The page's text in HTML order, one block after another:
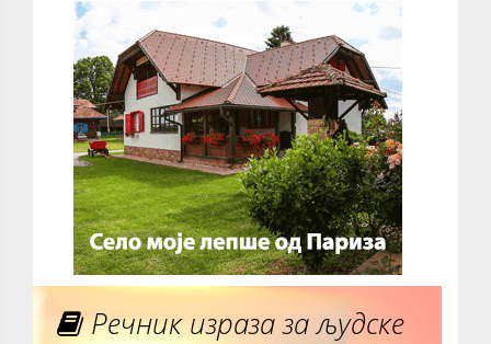
Речник израза за људске